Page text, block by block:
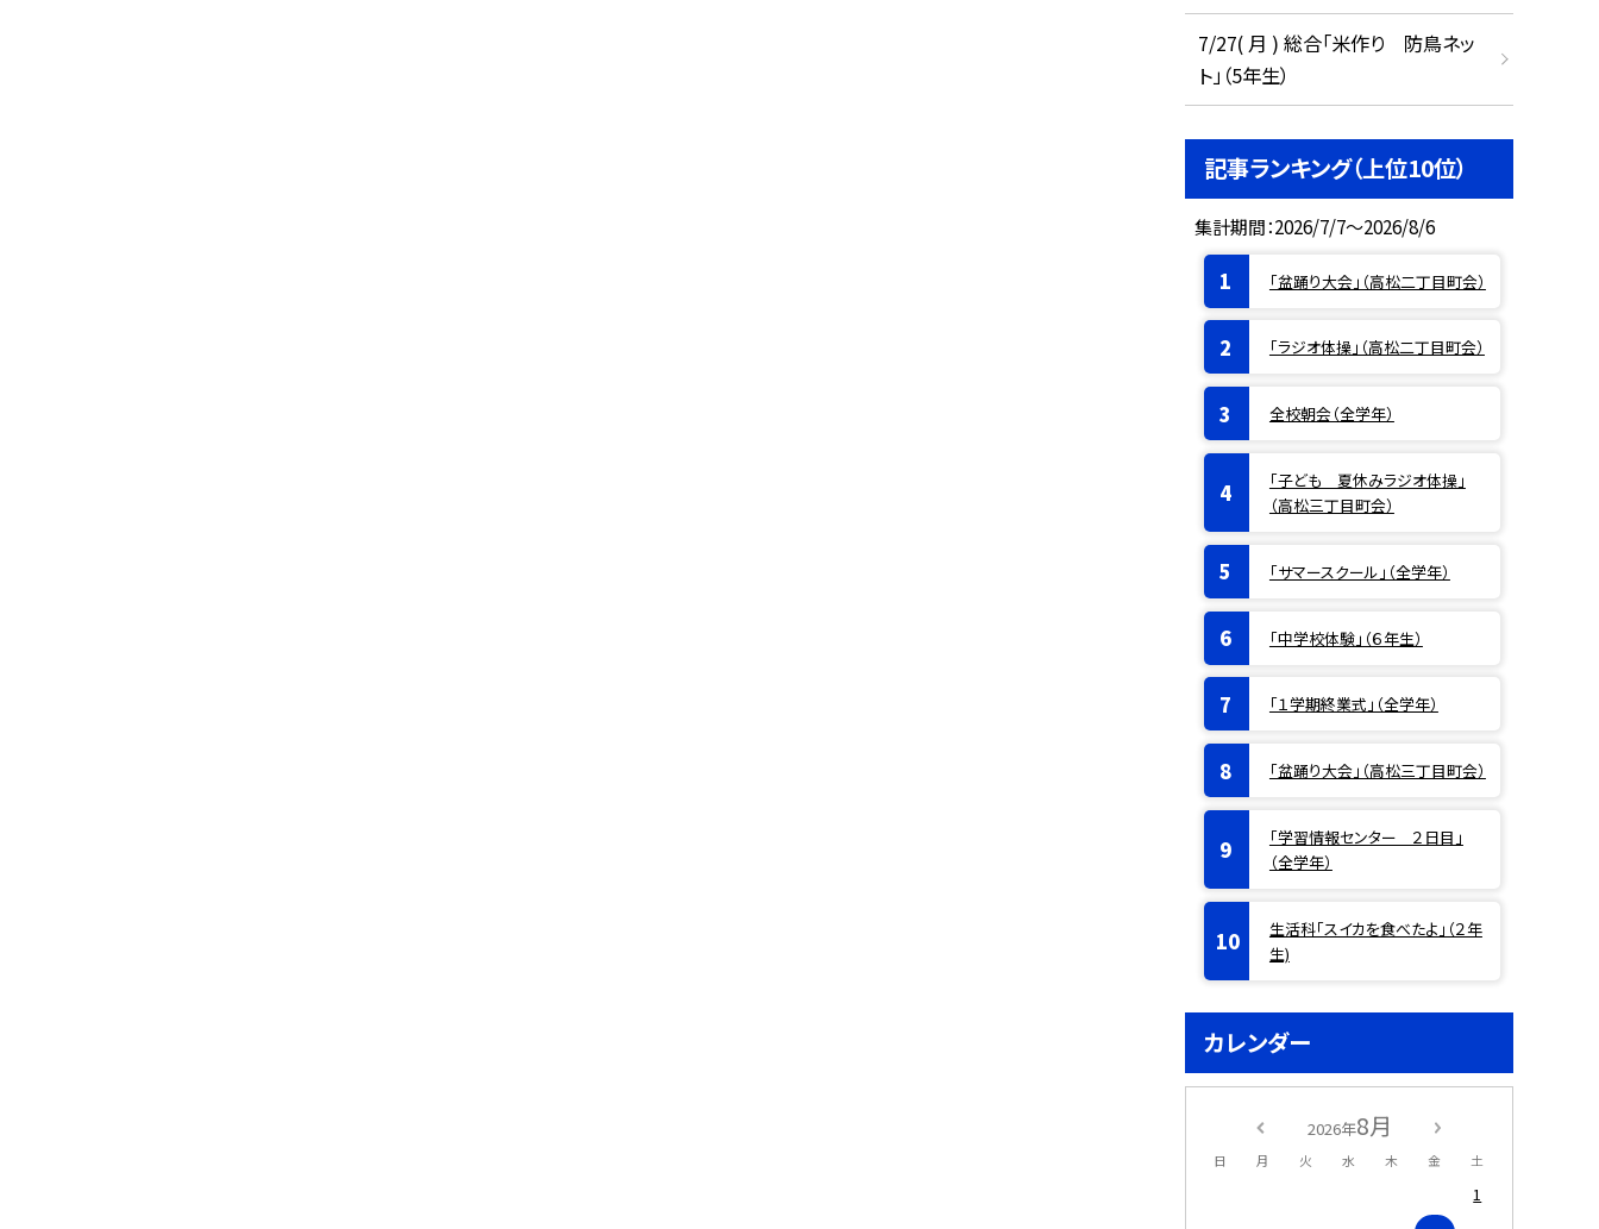
7/27( 月 ) 総合「米作り 防鳥ネッ
ト」（5年生）
記事ランキング（上位10位）
集計期間：2026/7/7～2026/8/6
「盆踊り大会」（高松二丁目町会）
「ラジオ体操」（高松二丁目町会）
全校朝会（全学年）
「子ども 夏休みラジオ体操」
（高松三丁目町会）
「サマースクール」（全学年）
「中学校体験」（６年生）
「１学期終業式」（全学年）
「盆踊り大会」（高松三丁目町会）
「学習情報センター ２日目」
（全学年）
生活科「スイカを食べたよ」（２年
生)
カレンダー
2026年8月
日 月 火 水 木 金 土
1